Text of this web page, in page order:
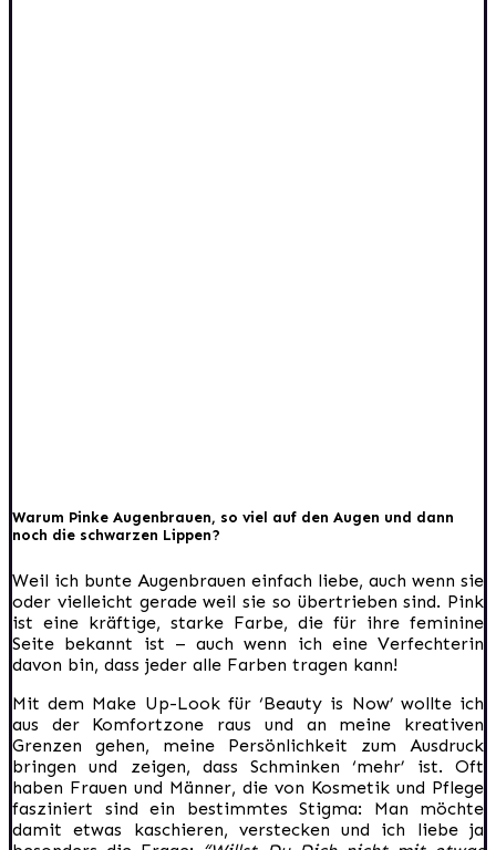
Warum Pinke Augenbrauen, so viel auf den Augen und dann
noch die schwarzen Lippen?
Weil ich bunte Augenbrauen einfach liebe, auch wenn sie
oder vielleicht gerade weil sie so übertrieben sind. Pink
ist eine kräftige, starke Farbe, die für ihre feminine
Seite bekannt ist – auch wenn ich eine Verfechterin
davon bin, dass jeder alle Farben tragen kann!
Mit dem Make Up-Look für ‘Beauty is Now’ wollte ich
aus der Komfortzone raus und an meine kreativen
Grenzen gehen, meine Persönlichkeit zum Ausdruck
bringen und zeigen, dass Schminken ‘mehr’ ist. Oft
haben Frauen und Männer, die von Kosmetik und Pflege
fasziniert sind ein bestimmtes Stigma: Man möchte
damit etwas kaschieren, verstecken und ich liebe ja